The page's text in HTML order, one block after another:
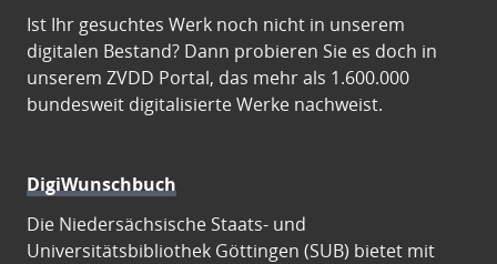
Ist Ihr gesuchtes Werk noch nicht in unserem
digitalen Bestand? Dann probieren Sie es doch in
unserem ZVDD Portal, das mehr als 1.600.000
bundesweit digitalisierte Werke nachweist.
DigiWunschbuch
Die Niedersächsische Staats- und
Universitätsbibliothek Göttingen (SUB) bietet mit